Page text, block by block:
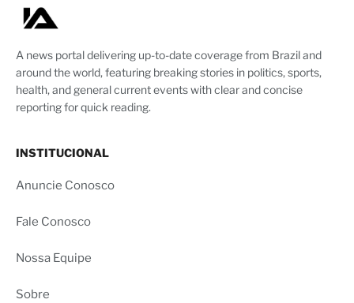
A news portal delivering up-to-date coverage from Brazil and
around the world, featuring breaking stories in politics, sports,
health, and general current events with clear and concise
reporting for quick reading.
INSTITUCIONAL
Anuncie Conosco
Fale Conosco
Nossa Equipe
Sobre